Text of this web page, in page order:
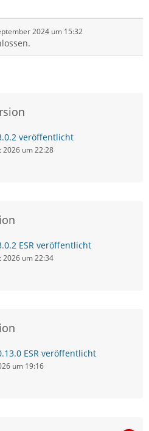
2024 um 15:32
veröffentlicht
2026 um 22:28
ESR veröffentlicht
2026 um 22:34
ESR veröffentlicht
um 19:16